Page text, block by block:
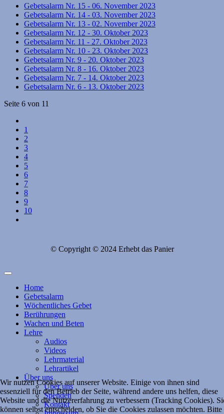
Gebetsalarm Nr. 15 - 06. November 2023
Gebetsalarm Nr. 14 - 03. November 2023
Gebetsalarm Nr. 13 - 02. November 2023
Gebetsalarm Nr. 12 - 30. Oktober 2023
Gebetsalarm Nr. 11 - 27. Oktober 2023
Gebetsalarm Nr. 10 - 23. Oktober 2023
Gebetsalarm Nr. 9 - 20. Oktober 2023
Gebetsalarm Nr. 8 - 16. Oktober 2023
Gebetsalarm Nr. 7 - 14. Oktober 2023
Gebetsalarm Nr. 6 - 13. Oktober 2023
Seite 6 von 11
1
2
3
4
5
6
7
8
9
10
© Copyright © 2024 Erhebt das Panier
Home
Gebetsalarm
Wöchentliches Gebet
Berührungen
Wachen und Beten
Lehre
Audios
Videos
Lehrmaterial
Lehrartikel
Über uns
Über uns
Spenden
Kontakt
Wir nutzen Cookies auf unserer Website. Einige von ihnen sind
essenziell für den Betrieb der Seite, während andere uns helfen, diese
Website und die Nutzererfahrung zu verbessern (Tracking Cookies).
können selbst entscheiden, ob Sie die Cookies zulassen möchten. Bitte